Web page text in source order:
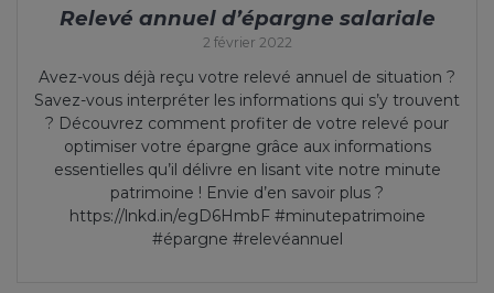
Relevé annuel d’épargne salariale
2 février 2022
Avez-vous déjà reçu votre relevé annuel de situation ?
Savez-vous interpréter les informations qui s’y trouvent
? Découvrez comment profiter de votre relevé pour
optimiser votre épargne grâce aux informations
essentielles qu’il délivre en lisant vite notre minute
patrimoine ! Envie d’en savoir plus ?
https://lnkd.in/egD6HmbF #minutepatrimoine
#épargne #relevéannuel